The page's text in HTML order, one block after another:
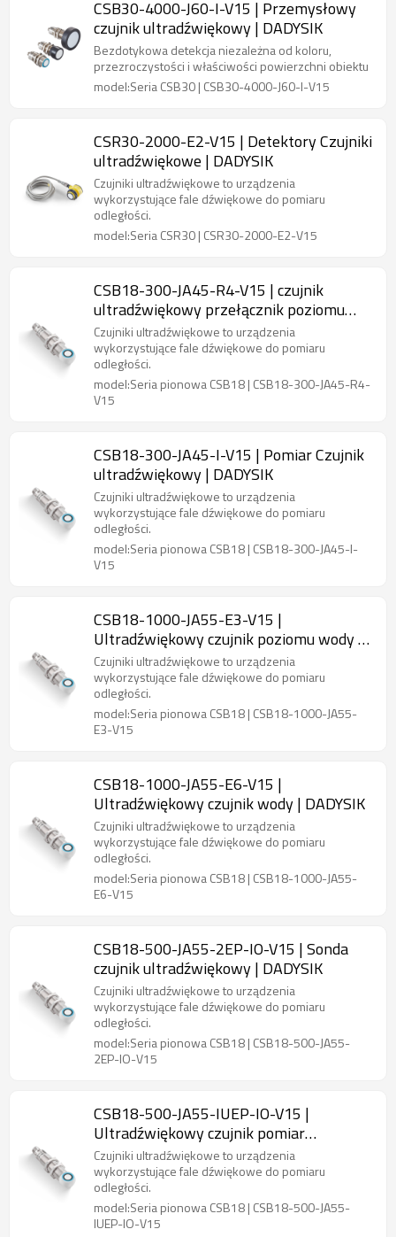
CSB30-4000-J60-I-V15 | Przemysłowy
czujnik ultradźwiękowy | DADYSIK
Bezdotykowa detekcja niezależna od koloru,
przezroczystości i właściwości powierzchni obiektu
model:Seria CSB30 | CSB30-4000-J60-I-V15
CSR30-2000-E2-V15 | Detektory Czujniki
ultradźwiękowe | DADYSIK
Czujniki ultradźwiękowe to urządzenia
wykorzystujące fale dźwiękowe do pomiaru
odległości.
model:Seria CSR30 | CSR30-2000-E2-V15
CSB18-300-JA45-R4-V15 | czujnik
ultradźwiękowy przełącznik poziomu
wody | DADYSIK
Czujniki ultradźwiękowe to urządzenia
wykorzystujące fale dźwiękowe do pomiaru
odległości.
model:Seria pionowa CSB18 | CSB18-300-JA45-R4-
V15
CSB18-300-JA45-I-V15 | Pomiar Czujnik
ultradźwiękowy | DADYSIK
Czujniki ultradźwiękowe to urządzenia
wykorzystujące fale dźwiękowe do pomiaru
odległości.
model:Seria pionowa CSB18 | CSB18-300-JA45-I-
V15
CSB18-1000-JA55-E3-V15 |
Ultradźwiękowy czujnik poziomu wody |
DADYSIK
Czujniki ultradźwiękowe to urządzenia
wykorzystujące fale dźwiękowe do pomiaru
odległości.
model:Seria pionowa CSB18 | CSB18-1000-JA55-
E3-V15
CSB18-1000-JA55-E6-V15 |
Ultradźwiękowy czujnik wody | DADYSIK
Czujniki ultradźwiękowe to urządzenia
wykorzystujące fale dźwiękowe do pomiaru
odległości.
model:Seria pionowa CSB18 | CSB18-1000-JA55-
E6-V15
CSB18-500-JA55-2EP-IO-V15 | Sonda
czujnik ultradźwiękowy | DADYSIK
Czujniki ultradźwiękowe to urządzenia
wykorzystujące fale dźwiękowe do pomiaru
odległości.
model:Seria pionowa CSB18 | CSB18-500-JA55-
2EP-IO-V15
CSB18-500-JA55-IUEP-IO-V15 |
Ultradźwiękowy czujnik pomiar
odległości | DADYSIK
Czujniki ultradźwiękowe to urządzenia
wykorzystujące fale dźwiękowe do pomiaru
odległości.
model:Seria pionowa CSB18 | CSB18-500-JA55-
IUEP-IO-V15